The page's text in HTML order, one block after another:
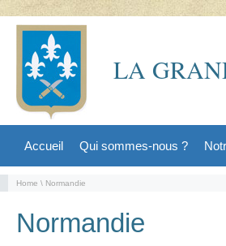
LA
Accueil Qui sommes-nous ?
Home \ Normandie
Normandie